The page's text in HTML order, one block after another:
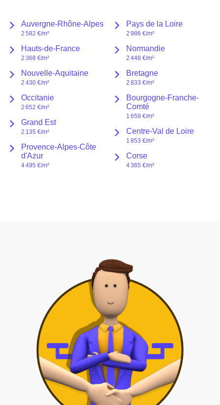
Auvergne-Rhône-Alpes
2 582 €/m²
Hauts-de-France
2 368 €/m²
Nouvelle-Aquitaine
2 430 €/m²
Occitanie
2 652 €/m²
Grand Est
2 135 €/m²
Provence-Alpes-Côte
d'Azur
4 495 €/m²
Pays de la Loire
2 986 €/m²
Normandie
2 448 €/m²
Bretagne
2 833 €/m²
Bourgogne-Franche-
Comté
1 659 €/m²
Centre-Val de Loire
1 853 €/m²
Corse
4 365 €/m²